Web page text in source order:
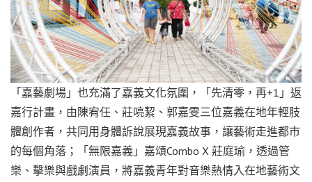
「嘉藝劇場」也充滿了嘉義文化氛圍，「先清零，再+1」返
嘉行計畫，由陳宥任、莊喨絜、郭嘉雯三位嘉義在地年輕肢
體創作者，共同用身體訴說展現嘉義故事，讓藝術走進都市
的每個角落；「無限嘉義」嘉頌Combo X 莊庭瑜，透過管
樂、擊樂與戲劇演員，將嘉義青年對音樂熱情入在地藝術文